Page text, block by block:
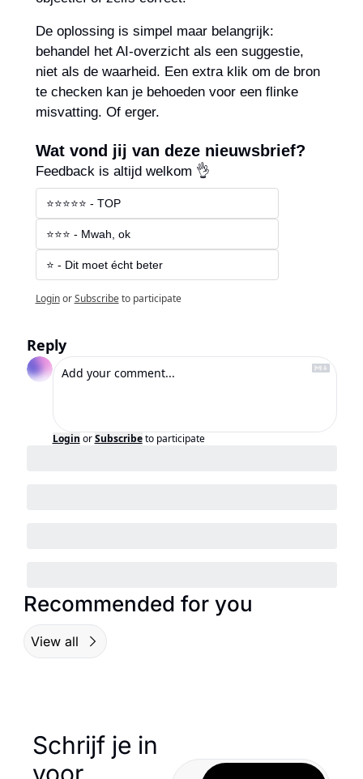
De oplossing is simpel maar belangrijk:
behandel het AI-overzicht als een suggestie,
niet als de waarheid. Een extra klik om de bron
te checken kan je behoeden voor een flinke
misvatting. Of erger.
Wat vond jij van deze nieuwsbrief?
Feedback is altijd welkom 👌
⭐⭐⭐⭐⭐ - TOP
⭐⭐⭐ - Mwah, ok
⭐ - Dit moet écht beter
Login or Subscribe to participate
Reply
Login or Subscribe to participate
Recommended for you
View all
Schrijf je in